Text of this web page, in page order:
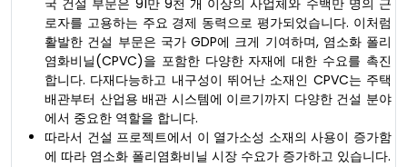
국 건설 부문은 91만 9천 개 이상의 사업체와 수백만 명의 근
로자를 고용하는 주요 경제 동력으로 평가되었습니다. 이처럼
활발한 건설 부문은 국가 GDP에 크게 기여하며, 염소화 폴리
염화비닐(CPVC)을 포함한 다양한 자재에 대한 수요를 촉진
합니다. 다재다능하고 내구성이 뛰어난 소재인 CPVC는 주택
배관부터 산업용 배관 시스템에 이르기까지 다양한 건설 분야
에서 중요한 역할을 합니다.
따라서 건설 프로젝트에서 이 열가소성 소재의 사용이 증가함
에 따라 염소화 폴리염화비닐 시장 수요가 증가하고 있습니다.